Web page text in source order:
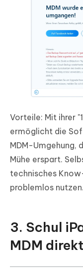
Vorteile: Mit ihrer
ermöglicht die
MDM-Umgehung,
Mühe erspart.
technisches
problemlos nutzen.
3. Schul
MDM